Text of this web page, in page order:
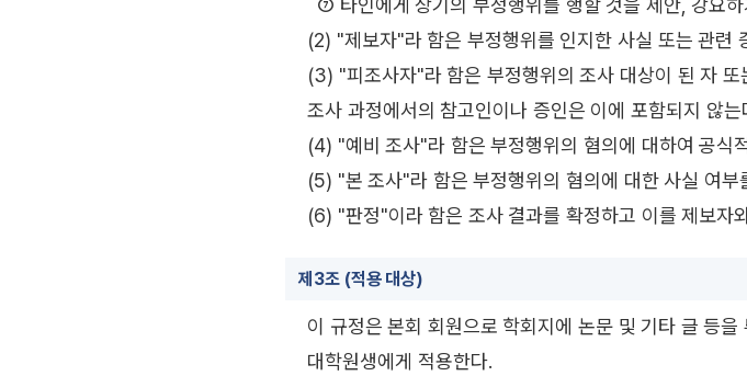
⑦ 타인에게 상기의 부정행위를 행할 것을 제안, 강요하
(2) "제보자"라 함은 부정행위를 인지한 사실 또는 관련
(3) "피조사자"라 함은 부정행위의 조사 대상이 된 자
조사 과정에서의 참고인이나 증인은 이에 포함되지 않는
(4) "예비 조사"라 함은 부정행위의 혐의에 대하여 공식
(5) "본 조사"라 함은 부정행위의 혐의에 대한 사실 여부
(6) "판정"이라 함은 조사 결과를 확정하고 이를 제보자
제3조 (적용 대상)
이 규정은 본회 회원으로 학회지에 논문 및 기타 글 등
대학원생에게 적용한다.